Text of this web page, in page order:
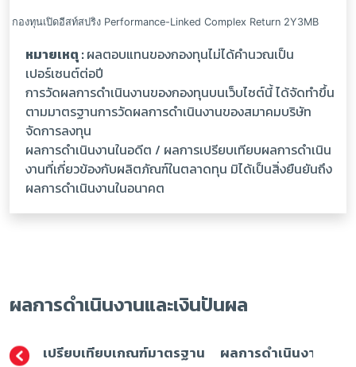
หมายเหตุ :ผลตอบแทนของกองทุนไม่ได้คำนวณเป็น
เปอร์เซนต์ต่อปี
การวัดผลการดำเนินงานของกองทุนบนเว็บไซต์นี้ ได้จัดทำขึ้น
ตามมาตรฐานการวัดผลการดำเนินงานของสมาคมบริษัท
จัดการลงทุน
ผลการดำเนินงานในอดีต / ผลการเปรียบเทียบผลการดำเนิน
งานที่เกี่ยวข้องกับผลิตภัณฑ์ในตลาดทุน มิได้เป็นสิ่งยืนยันถึง
ผลการดำเนินงานในอนาคต
ผลการดำเนินงานและเงินปันผล
เปรียบเทียบเกณฑ์มาตรฐาน ผลการดำเนินงาน (ปี